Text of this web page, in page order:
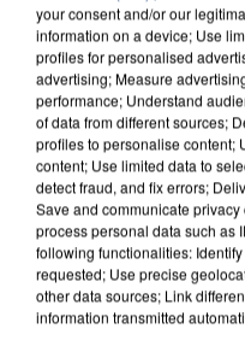
APRÈS TOUTES CES
DE FAUNE SAUVAGE
your consent and/or our
information on a device; Use
profiles for personalised
advertising; Measure
performance; Understand
of data from different sources;
profiles to personalise content;
content; Use limited data to
detect fraud, and fix errors;
Save and communicate
process personal data such as
following functionalities:
requested; Use precise
other data sources; Link
information transmitted